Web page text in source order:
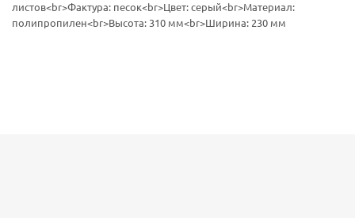
листов<br>Фактура: песок<br>Цвет: серый<br>Материал:
полипропилен<br>Высота: 310 мм<br>Ширина: 230 мм